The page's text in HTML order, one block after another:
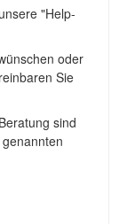
"Help-
oder
Sie
sind